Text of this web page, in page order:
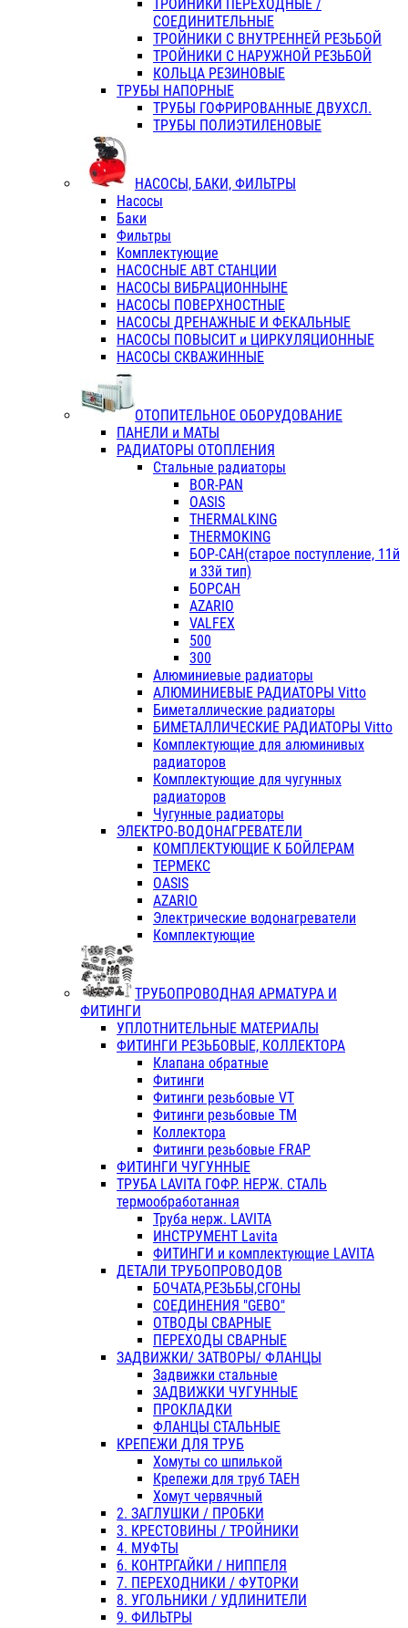
ТРОЙНИКИ ПЕРЕХОДНЫЕ /
СОЕДИНИТЕЛЬНЫЕ
ТРОЙНИКИ С ВНУТРЕННЕЙ РЕЗЬБОЙ
ТРОЙНИКИ С НАРУЖНОЙ РЕЗЬБОЙ
КОЛЬЦА РЕЗИНОВЫЕ
ТРУБЫ НАПОРНЫЕ
ТРУБЫ ГОФРИРОВАННЫЕ ДВУХСЛ.
ТРУБЫ ПОЛИЭТИЛЕНОВЫЕ
НАСОСЫ, БАКИ, ФИЛЬТРЫ
Насосы
Баки
Фильтры
Комплектующие
НАСОСНЫЕ АВТ СТАНЦИИ
НАСОСЫ ВИБРАЦИОННЫНЕ
НАСОСЫ ПОВЕРХНОСТНЫЕ
НАСОСЫ ДРЕНАЖНЫЕ И ФЕКАЛЬНЫЕ
НАСОСЫ ПОВЫСИТ и ЦИРКУЛЯЦИОННЫЕ
НАСОСЫ СКВАЖИННЫЕ
ОТОПИТЕЛЬНОЕ ОБОРУДОВАНИЕ
ПАНЕЛИ и МАТЫ
РАДИАТОРЫ ОТОПЛЕНИЯ
Стальные радиаторы
BOR-PAN
OASIS
THERMALKING
THERMOKING
БОР-САН(старое поступление, 11й
и 33й тип)
БОРСАН
AZARIO
VALFEX
500
300
Алюминиевые радиаторы
АЛЮМИНИЕВЫЕ РАДИАТОРЫ Vitto
Биметаллические радиаторы
БИМЕТАЛЛИЧЕСКИЕ РАДИАТОРЫ Vitto
Комплектующие для алюминивых
радиаторов
Комплектующие для чугунных
радиаторов
Чугунные радиаторы
ЭЛЕКТРО-ВОДОНАГРЕВАТЕЛИ
КОМПЛЕКТУЮЩИЕ К БОЙЛЕРАМ
ТЕРМЕКС
OASIS
AZARIO
Электрические водонагреватели
Комплектующие
ТРУБОПРОВОДНАЯ АРМАТУРА И
ФИТИНГИ
УПЛОТНИТЕЛЬНЫЕ МАТЕРИАЛЫ
ФИТИНГИ РЕЗЬБОВЫЕ, КОЛЛЕКТОРА
Клапана обратные
Фитинги
Фитинги резьбовые VT
Фитинги резьбовые ТМ
Коллектора
Фитинги резьбовые FRAP
ФИТИНГИ ЧУГУННЫЕ
ТРУБА LAVITA ГОФР. НЕРЖ. СТАЛЬ
термообработанная
Труба нерж. LAVITA
ИНСТРУМЕНТ Lavita
ФИТИНГИ и комплектующие LAVITA
ДЕТАЛИ ТРУБОПРОВОДОВ
БОЧАТА,РЕЗЬБЫ,СГОНЫ
СОЕДИНЕНИЯ "GEBO"
ОТВОДЫ СВАРНЫЕ
ПЕРЕХОДЫ СВАРНЫЕ
ЗАДВИЖКИ/ ЗАТВОРЫ/ ФЛАНЦЫ
Задвижки стальные
ЗАДВИЖКИ ЧУГУННЫЕ
ПРОКЛАДКИ
ФЛАНЦЫ СТАЛЬНЫЕ
КРЕПЕЖИ ДЛЯ ТРУБ
Хомуты со шпилькой
Крепежи для труб ТАЕН
Хомут червячный
2. ЗАГЛУШКИ / ПРОБКИ
3. КРЕСТОВИНЫ / ТРОЙНИКИ
4. МУФТЫ
6. КОНТРГАЙКИ / НИППЕЛЯ
7. ПЕРЕХОДНИКИ / ФУТОРКИ
8. УГОЛЬНИКИ / УДЛИНИТЕЛИ
9. ФИЛЬТРЫ